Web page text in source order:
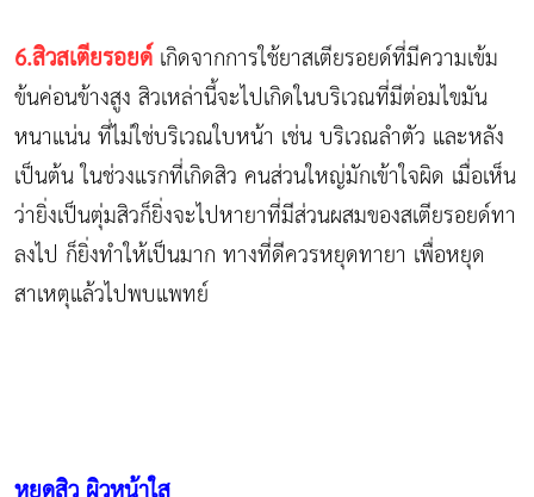
6.สิวสเตียรอยด์เกิดจากการใช้ยาสเตียรอยด์ที่มีความเข้ม
ข้นค่อนข้างสูง สิวเหล่านี้จะไปเกิดในบริเวณที่มีต่อมไขมัน
หนาแน่น ที่ไม่ใช่บริเวณใบหน้า เช่น บริเวณลำตัว และหลัง
เป็นต้น ในช่วงแรกที่เกิดสิว คนส่วนใหญ่มักเข้าใจผิด เมื่อเห็น
ว่ายิ่งเป็นตุ่มสิวก็ยิ่งจะไปหายาที่มีส่วนผสมของสเตียรอยด์ทา
ลงไป ก็ยิ่งทำให้เป็นมาก ทางที่ดีควรหยุดทายา เพื่อหยุด
สาเหตุแล้วไปพบแพทย์